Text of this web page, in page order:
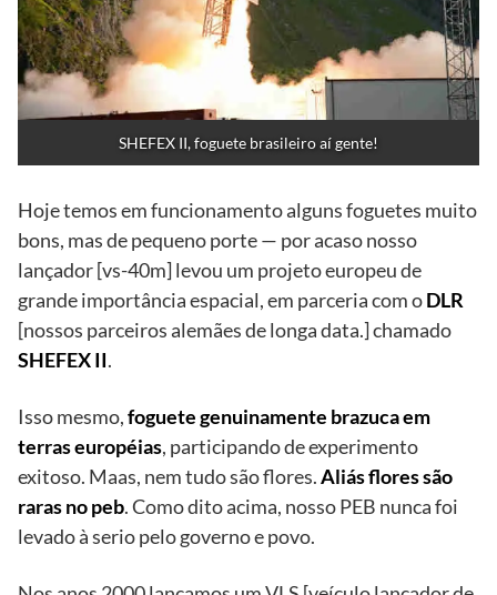
SHEFEX II, foguete brasileiro aí gente!
Hoje temos em funcionamento alguns foguetes muito
bons, mas de pequeno porte — por acaso nosso
lançador [vs-40m] levou um projeto europeu de
grande importância espacial, em parceria com oDLR
[nossos parceiros alemães de longa data.] chamado
SHEFEX II.
Isso mesmo,foguete genuinamente brazuca em
terras européias, participando de experimento
exitoso. Maas, nem tudo são flores.Aliás flores são
raras no peb. Como dito acima, nosso PEB nunca foi
levado à serio pelo governo e povo.